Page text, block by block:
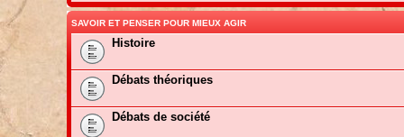
SAVOIR ET PENSER POUR MIEUX AGIR
Histoire
Débats théoriques
Débats de société